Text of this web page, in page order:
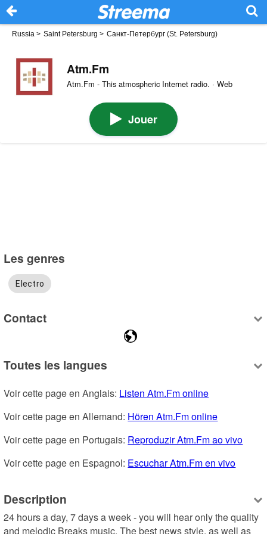
Russia > Saint Petersburg > Санкт-Петербург (St. Petersburg)
Atm.Fm
Atm.Fm - This atmospheric Internet radio. · Web
Jouer
Les genres
Electro
Contact
Toutes les langues
Voir cette page en Anglais: Listen Atm.Fm online
Voir cette page en Allemand: Hören Atm.Fm online
Voir cette page en Portugais: Reproduzir Atm.Fm ao vivo
Voir cette page en Espagnol: Escuchar Atm.Fm en vivo
Description
24 hours a day, 7 days a week - you will hear only the quality
and melodic Breaks music. The best news style, as well as